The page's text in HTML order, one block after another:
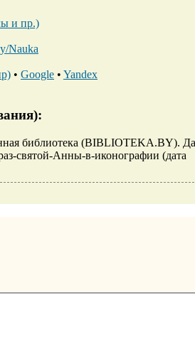
и пр.)
Nauka
• Google • Yandex
библиотека (BIBLIOTEKA.BY).
святой-Анны-в-иконографии (дата